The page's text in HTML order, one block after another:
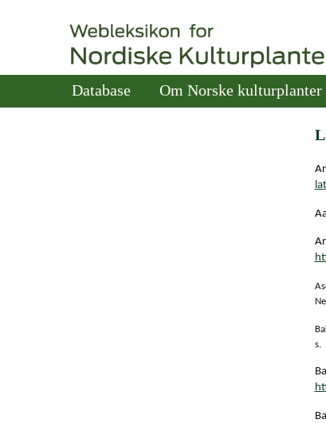
Database Om Norske kulturplanter
s.